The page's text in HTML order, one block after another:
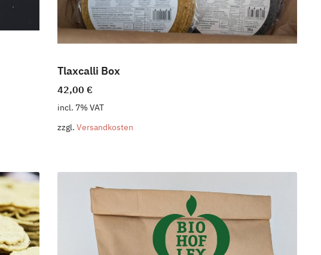
Tlaxcalli Box
42,00 €
incl. 7% VAT
zzgl. Versandkosten